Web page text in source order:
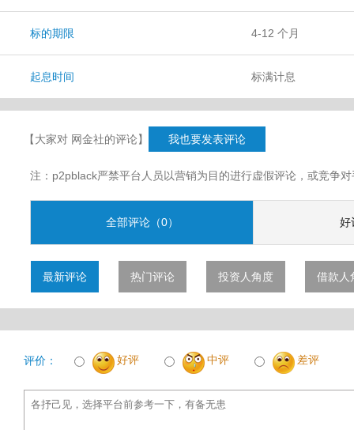
标的期限 4-12 个月
起息时间 标满计息
【大家对 网金社的评论】 我也要发表评论
注：p2pblack严禁平台人员以营销为目的进行虚假评论，或竞争
全部评论（0） 好
最新评论 热门评论 投资人角度 借款人
评价： 好评 中评 差评